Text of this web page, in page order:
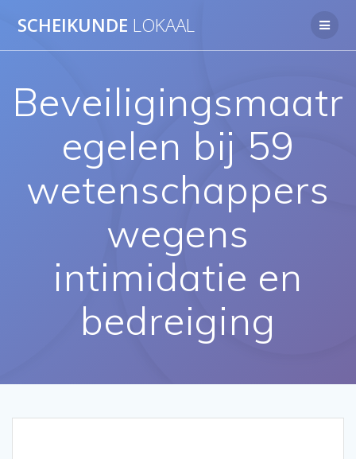
naar
SCHEIKUNDE LOKAAL
Beveiligingsmaatr
egelen bij 59
wetenschappers
wegens
intimidatie en
bedreiging